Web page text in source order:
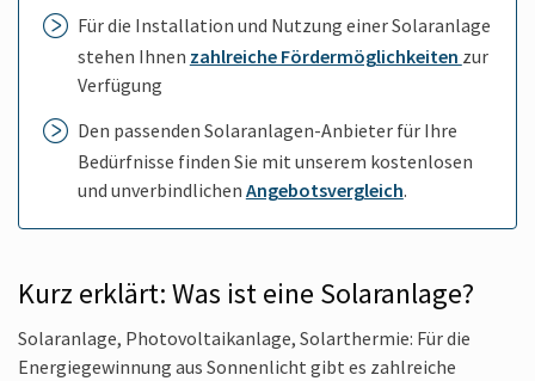
Für die In­stallation und Nutzung einer Solar­anlage
stehen Ihnen zahl­reiche Förder­möglich­keiten zur
Ver­fügung
Den passenden Solar­anlagen-An­bieter für Ihre
Bedürf­nisse finden Sie mit unserem kosten­losen
und unverbind­lichen Angebots­vergleich.
Kurz erklärt: Was ist eine Solar­anlage?
Solar­anlage, Photo­voltaik­anlage, Solar­thermie: Für die
Energie­gewinnung aus Sonnen­licht gibt es zahl­reiche